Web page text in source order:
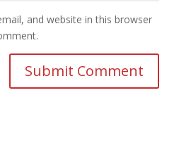
and website in this browser